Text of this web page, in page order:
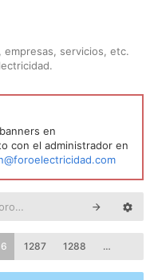
empresas, servicios, etc.
en
con el administrador en
1287 1288 …